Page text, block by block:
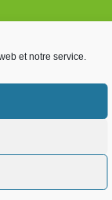
et notre service.